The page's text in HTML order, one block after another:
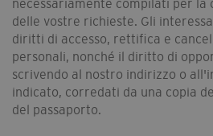
necessariamente compilati per
delle vostre richieste. Gli
diritti di accesso, rettifica e
personali, nonché il diritto di
scrivendo al nostro indirizzo o
indicato, corredati da una copia
del passaporto.